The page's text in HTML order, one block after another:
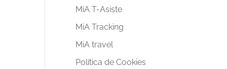
MiA T-Asiste
MiA Tracking
MiA travel
Política de Cookies